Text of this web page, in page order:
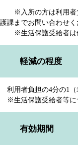
※入所の方は利用者負
護課までお問い合わせ
※生活保護受給者は個
軽減の程度
利用者負担の4分の1（
※生活保護受給者等に
有効期間